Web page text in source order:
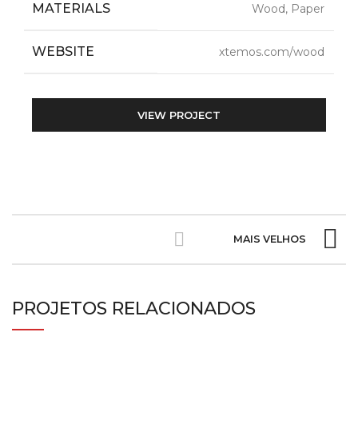
MATERIALS Wood, Paper
WEBSITE xtemos.com/wood
VIEW PROJECT
MAIS VELHOS
PROJETOS RELACIONADOS